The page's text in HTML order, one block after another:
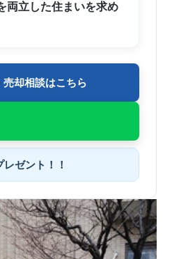
両立した住まいを求め
売却相談はこちら
レゼント！！